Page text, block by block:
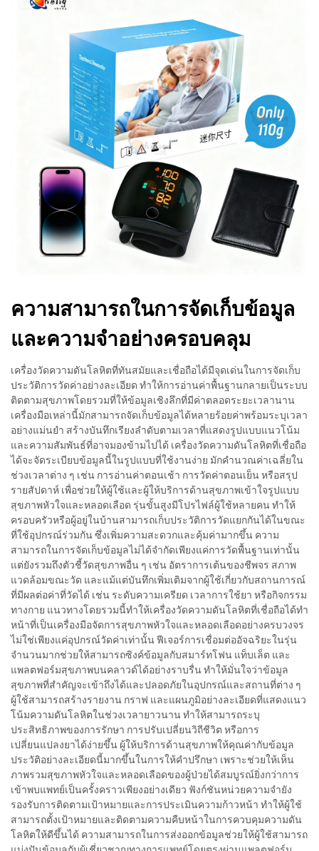
ความสามารถในการจัดเก็บข้อมูล
และความจำอย่างครอบคลุม
เครื่องวัดความดันโลหิตที่ทันสมัยและเชื่อถือได้มีจุดเด่นในการจัดเก็บ
ประวัติการวัดค่าอย่างละเอียด ทำให้การอ่านค่าพื้นฐานกลายเป็นระบบ
ติดตามสุขภาพโดยรวมที่ให้ข้อมูลเชิงลึกที่มีค่าตลอดระยะเวลานาน
เครื่องมือเหล่านี้มักสามารถจัดเก็บข้อมูลได้หลายร้อยค่าพร้อมระบุเวลา
อย่างแม่นยำ สร้างบันทึกเรียงลำดับตามเวลาที่แสดงรูปแบบแนวโน้ม
และความสัมพันธ์ที่อาจมองข้ามไปได้ เครื่องวัดความดันโลหิตที่เชื่อถือ
ได้จะจัดระเบียบข้อมูลนี้ในรูปแบบที่ใช้งานง่าย มักคำนวณค่าเฉลี่ยใน
ช่วงเวลาต่าง ๆ เช่น การอ่านค่าตอนเช้า การวัดค่าตอนเย็น หรือสรุป
รายสัปดาห์ เพื่อช่วยให้ผู้ใช้และผู้ให้บริการด้านสุขภาพเข้าใจรูปแบบ
สุขภาพหัวใจและหลอดเลือด รุ่นขั้นสูงมีโปรไฟล์ผู้ใช้หลายคน ทำให้
ครอบครัวหรือผู้อยู่ในบ้านสามารถเก็บประวัติการวัดแยกกันได้ในขณะ
ที่ใช้อุปกรณ์ร่วมกัน ซึ่งเพิ่มความสะดวกและคุ้มค่ามากขึ้น ความ
สามารถในการจัดเก็บข้อมูลไม่ได้จำกัดเพียงแค่การวัดพื้นฐานเท่านั้น
แต่ยังรวมถึงตัวชี้วัดสุขภาพอื่น ๆ เช่น อัตราการเต้นของชีพจร สภาพ
แวดล้อมขณะวัด และแม้แต่บันทึกเพิ่มเติมจากผู้ใช้เกี่ยวกับสถานการณ์
ที่มีผลต่อค่าที่วัดได้ เช่น ระดับความเครียด เวลาการใช้ยา หรือกิจกรรม
ทางกาย แนวทางโดยรวมนี้ทำให้เครื่องวัดความดันโลหิตที่เชื่อถือได้ทำ
หน้าที่เป็นเครื่องมือจัดการสุขภาพหัวใจและหลอดเลือดอย่างครบวงจร
ไม่ใช่เพียงแค่อุปกรณ์วัดค่าเท่านั้น ฟีเจอร์การเชื่อมต่ออัจฉริยะในรุ่น
จำนวนมากช่วยให้สามารถซิงค์ข้อมูลกับสมาร์ทโฟน แท็บเล็ต และ
แพลตฟอร์มสุขภาพบนคลาวด์ได้อย่างราบรื่น ทำให้มั่นใจว่าข้อมูล
สุขภาพที่สำคัญจะเข้าถึงได้และปลอดภัยในอุปกรณ์และสถานที่ต่าง ๆ
ผู้ใช้สามารถสร้างรายงาน กราฟ และแผนภูมิอย่างละเอียดที่แสดงแนว
โน้มความดันโลหิตในช่วงเวลายาวนาน ทำให้สามารถระบุ
ประสิทธิภาพของการรักษา การปรับเปลี่ยนวิถีชีวิต หรือการ
เปลี่ยนแปลงยาได้ง่ายขึ้น ผู้ให้บริการด้านสุขภาพให้คุณค่ากับข้อมูล
ประวัติอย่างละเอียดนี้มากขึ้นในการให้คำปรึกษา เพราะช่วยให้เห็น
ภาพรวมสุขภาพหัวใจและหลอดเลือดของผู้ป่วยได้สมบูรณ์ยิ่งกว่าการ
เข้าพบแพทย์เป็นครั้งคราวเพียงอย่างเดียว ฟังก์ชันหน่วยความจำยัง
รองรับการติดตามเป้าหมายและการประเมินความก้าวหน้า ทำให้ผู้ใช้
สามารถตั้งเป้าหมายและติดตามความคืบหน้าในการควบคุมความดัน
โลหิตให้ดีขึ้นได้ ความสามารถในการส่งออกข้อมูลช่วยให้ผู้ใช้สามารถ